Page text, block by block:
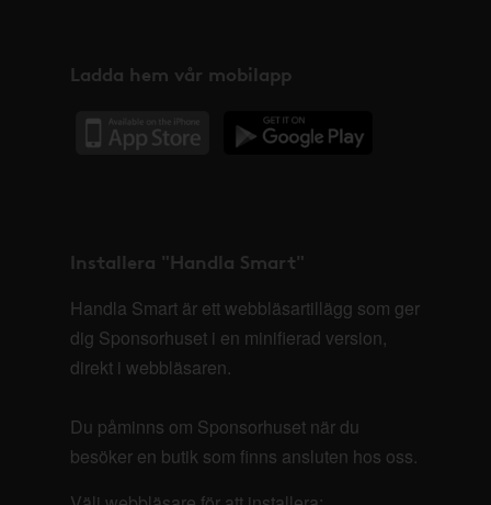
Ladda hem vår mobilapp
Installera "Handla Smart"
Handla Smart är ett webbläsartillägg som ger
dig Sponsorhuset i en minifierad version,
direkt i webbläsaren.
Du påminns om Sponsorhuset när du
besöker en butik som finns ansluten hos oss.